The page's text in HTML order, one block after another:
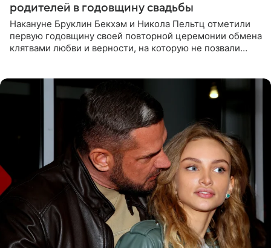
родителей в годовщину свадьбы
Накануне Бруклин Бекхэм и Никола Пельтц отметили
первую годовщину своей повторной церемонии обмена
клятвами любви и верности, на которую не позвали